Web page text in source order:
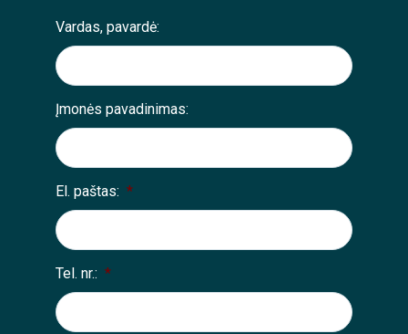
Vardas, pavardė:
Įmonės pavadinimas:
El. paštas: *
Tel. nr.: *